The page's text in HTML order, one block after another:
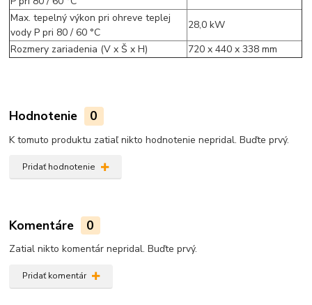
Max. tepelný výkon pri ohreve teplej
vody P pri 80 / 60 °C
28,0 kW
Rozmery zariadenia (V x Š x H)
720 x 440 x 338 mm
Hodnotenie 0
K tomuto produktu zatiaľ nikto hodnotenie nepridal. Buďte prvý.
Pridať hodnotenie
Komentáre 0
Zatial nikto komentár nepridal. Buďte prvý.
Pridať komentár